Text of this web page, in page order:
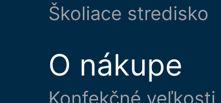
Školiace stredisko
O nákupe
Konfekčné veľkosti